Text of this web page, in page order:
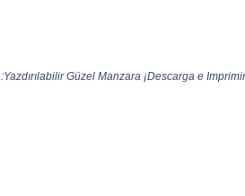
:Yazdırılabilir Güzel Manzara ¡Descarga e